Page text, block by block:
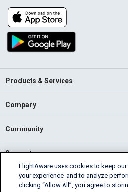
Products & Services
Company
Community
Support
English (USA)
2026 FlightAware
FlightAware uses cookies to keep our
your experience, and to analyze
clicking “Allow All”, you agree to